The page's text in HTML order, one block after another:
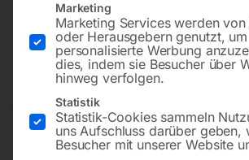
Mobil zum Besäumen von Brettern, für
Fasen- und Winkelschnitte
360,00
inkl. MwSt. zzgl.Versandkosten
Marketing
Marketing Services werden
oder Herausgebern genutzt, um
personalisierte Werbung
dies, indem sie Besucher über
hinweg verfolgen.
Statistik
Statistik-Cookies sammeln
uns Aufschluss darüber geben,
Besucher mit unserer Website